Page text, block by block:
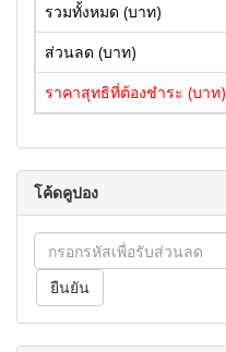
รวมทั้งหมด (บาท)
ส่วนลด (บาท)
ราคาสุทธิที่ต้องชำระ (บาท)
โค้ดคูปอง